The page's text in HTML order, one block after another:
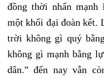
đồng thời nhấn mạnh
một khối đại đoàn kết.
trời không gì quý
không gì mạnh bằng
dân.” đến nay vẫn